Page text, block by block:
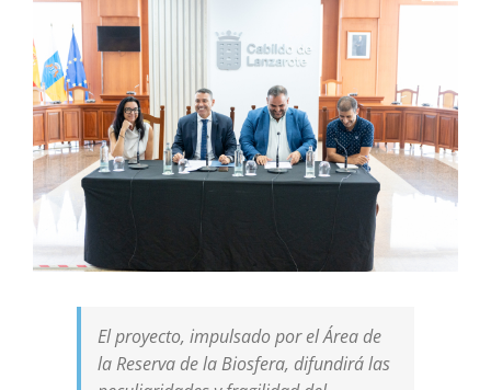
imagen
más
grande
El proyecto, impulsado por el Área de
la Reserva de la Biosfera, difundirá las